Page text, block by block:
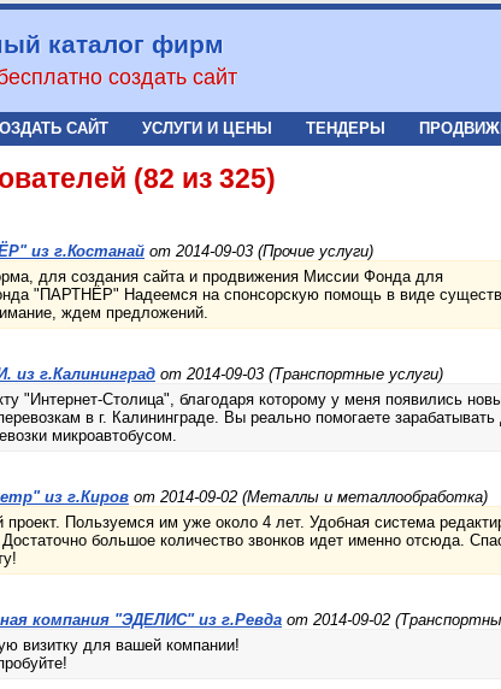
каталог фирм
создать сайт
САЙТ УСЛУГИ И ЦЕНЫ ТЕНДЕРЫ
(82 из 325)
из г.Костанай от 2014-09-03 (Прочие услуги)
для создания сайта и продвижения Миссии Фонда для
"ПАРТНЁР" Надеемся на спонсорскую помощь в виде
ждем предложений.
из г.Калининград от 2014-09-03 (Транспортные услуги)
"Интернет-Столица", благодаря которому у меня появились
в г. Калининграде. Вы реально помогаете зарабатывать
микроавтобусом.
из г.Киров от 2014-09-02 (Металлы и металлообработка)
Пользуемся им уже около 4 лет. Удобная система
большое количество звонков идет именно отсюда.
компания "ЭДЕЛИС" из г.Ревда от 2014-09-02
визитку для вашей компании!